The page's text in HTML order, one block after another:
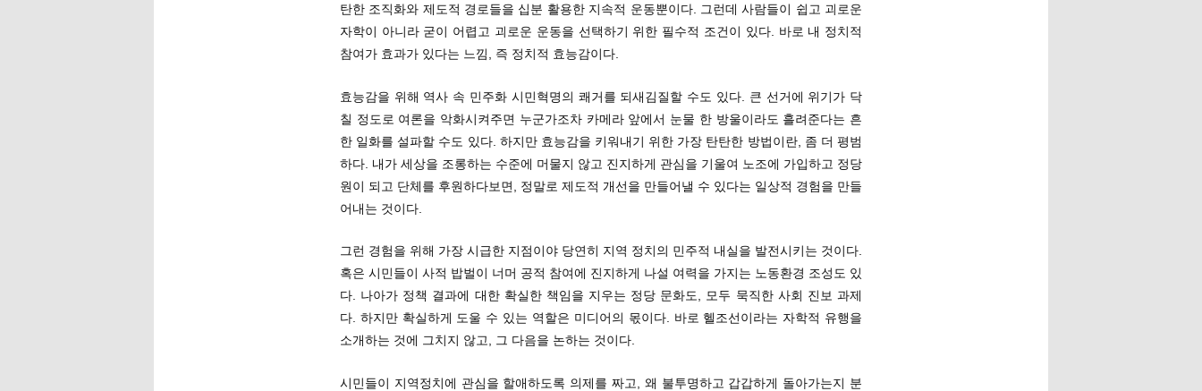
탄한 조직화와 제도적 경로들을 십분 활용한 지속적 운동뿐이다. 그런데 사람들이 쉽고 괴로운
자학이 아니라 굳이 어렵고 괴로운 운동을 선택하기 위한 필수적 조건이 있다. 바로 내 정치적
참여가 효과가 있다는 느낌, 즉 정치적 효능감이다.
효능감을 위해 역사 속 민주화 시민혁명의 쾌거를 되새김질할 수도 있다. 큰 선거에 위기가 닥
칠 정도로 여론을 악화시켜주면 누군가조차 카메라 앞에서 눈물 한 방울이라도 흘려준다는 흔
한 일화를 설파할 수도 있다. 하지만 효능감을 키워내기 위한 가장 탄탄한 방법이란, 좀 더 평범
하다. 내가 세상을 조롱하는 수준에 머물지 않고 진지하게 관심을 기울여 노조에 가입하고 정당
원이 되고 단체를 후원하다보면, 정말로 제도적 개선을 만들어낼 수 있다는 일상적 경험을 만들
어내는 것이다.
그런 경험을 위해 가장 시급한 지점이야 당연히 지역 정치의 민주적 내실을 발전시키는 것이다.
혹은 시민들이 사적 밥벌이 너머 공적 참여에 진지하게 나설 여력을 가지는 노동환경 조성도 있
다. 나아가 정책 결과에 대한 확실한 책임을 지우는 정당 문화도, 모두 묵직한 사회 진보 과제
다. 하지만 확실하게 도울 수 있는 역할은 미디어의 몫이다. 바로 헬조선이라는 자학적 유행을
소개하는 것에 그치지 않고, 그 다음을 논하는 것이다.
시민들이 지역정치에 관심을 할애하도록 의제를 짜고, 왜 불투명하고 갑갑하게 돌아가는지 분